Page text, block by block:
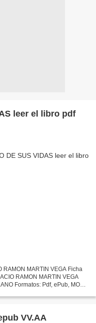
leer el libro pdf
RAMON MARTIN VEGA Ficha
RAMON MARTIN VEGA
Formatos: Pdf, ePub, MOBI,
VV.AA